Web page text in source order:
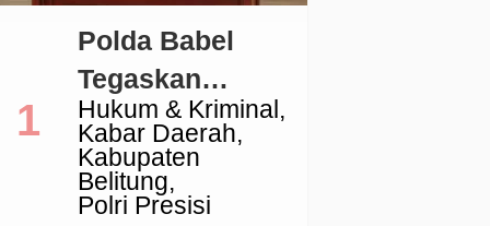
Hukum & Kriminal
Kabar Daerah
Kabupaten
Belitung
Polri Presisi
Polda Babel
Tegaskan
Komitmen
Penegakan
Hukum Terkait